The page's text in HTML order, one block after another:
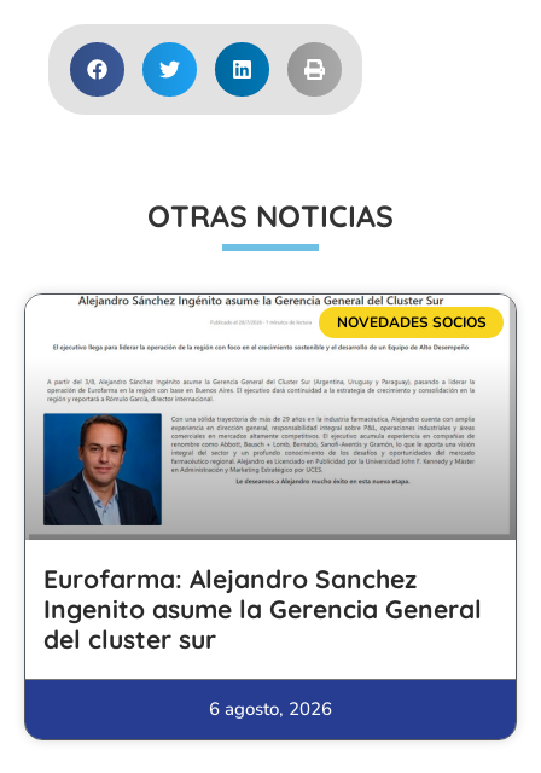
OTRAS NOTICIAS
NOVEDADES SOCIOS
Eurofarma: Alejandro Sanchez
Ingenito asume la Gerencia General
del cluster sur
6 agosto, 2026